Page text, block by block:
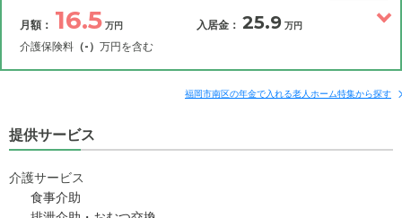
月額： 16.5 万円
介護保険料 （-） 万円を含む
入居金： 25.9 万円
補足情報
月額費用 ? 16.5 万円
家賃
福岡市南区の年金で入れる老人ホーム特集から探す
提供サービス
介護サービス
食事介助